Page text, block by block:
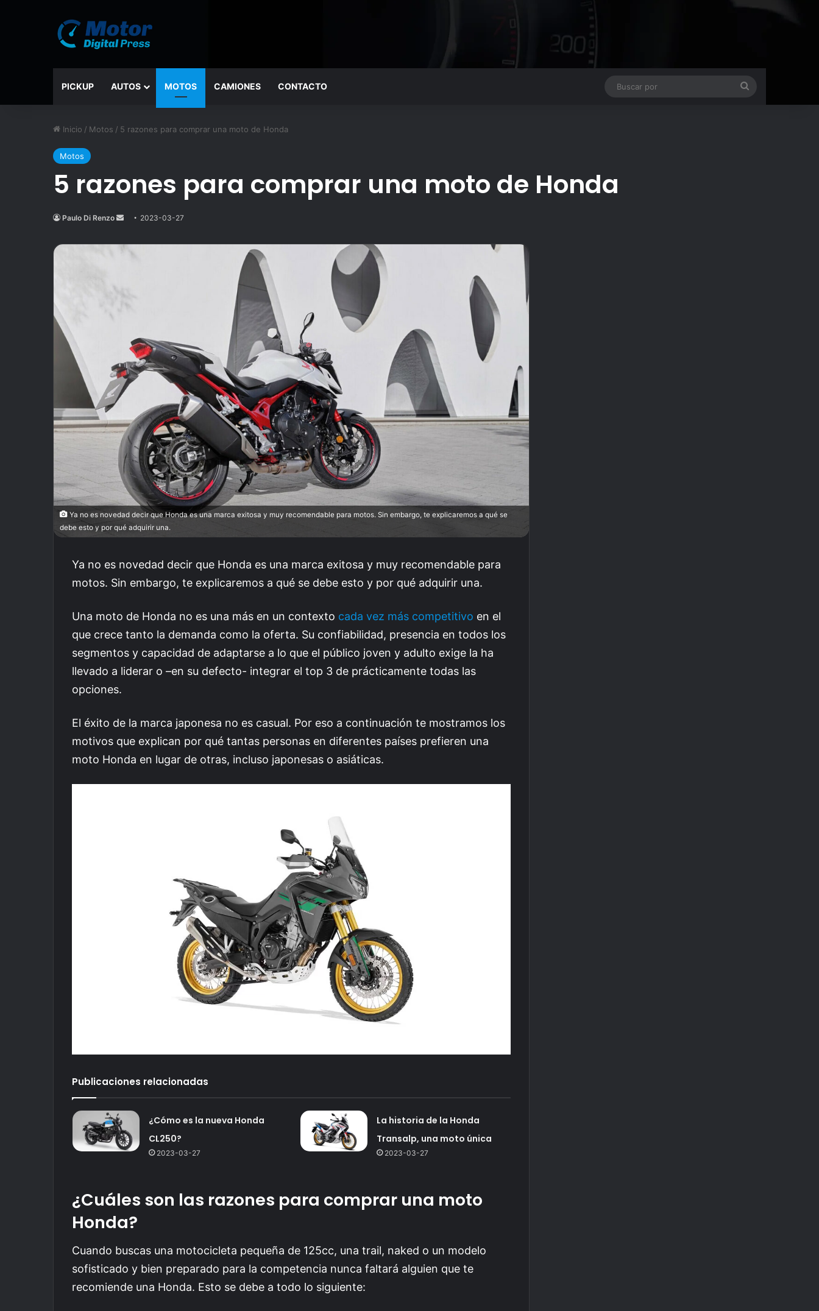
PICKUP AUTOS MOTOS CAMIONES CONTACTO
Inicio / Motos / 5 razones para comprar una moto de Honda
Motos
5 razones para comprar una moto de Honda
Paulo Di Renzo
Send
email
2023-03-27
Ya no es novedad decir que Honda es una marca exitosa y muy recomendable para motos. Sin embargo, te explicaremos a qué se
debe esto y por qué adquirir una.
Ya no es novedad decir que Honda es una marca exitosa y muy recomendable para
motos. Sin embargo, te explicaremos a qué se debe esto y por qué adquirir una.
Una moto de Honda no es una más en un contexto cada vez más competitivo en el
que crece tanto la demanda como la oferta. Su confiabilidad, presencia en todos los
segmentos y capacidad de adaptarse a lo que el público joven y adulto exige la ha
llevado a liderar o –en su defecto- integrar el top 3 de prácticamente todas las
opciones.
El éxito de la marca japonesa no es casual. Por eso a continuación te mostramos los
motivos que explican por qué tantas personas en diferentes países prefieren una
moto Honda en lugar de otras, incluso japonesas o asiáticas.
Publicaciones relacionadas
¿Cómo es la nueva Honda
CL250?
2023-03-27
La historia de la Honda
Transalp, una moto única
2023-03-27
¿Cuáles son las razones para comprar una moto
Honda?
Cuando buscas una motocicleta pequeña de 125cc, una trail, naked o un modelo
sofisticado y bien preparado para la competencia nunca faltará alguien que te
recomiende una Honda. Esto se debe a todo lo siguiente: